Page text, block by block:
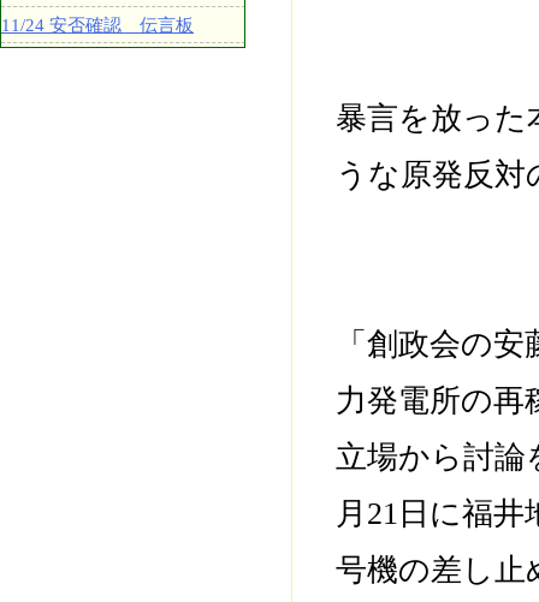
暴言を放った
うな原発反
「創政会の
力発電所の
立場から討論
月21日に福
号機の差し止
11/24 安否確認 伝言板